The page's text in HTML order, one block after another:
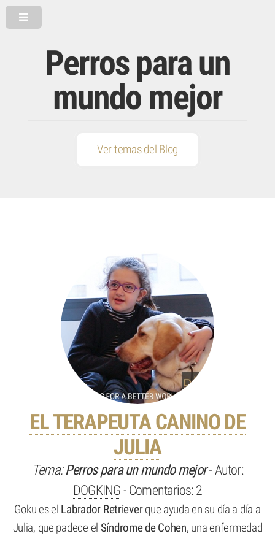
Perros para un
mundo mejor
Ver temas del Blog
EL TERAPEUTA CANINO DE
JULIA
Tema:Perros para un mundo mejor- Autor:
DOGKING- Comentarios: 2
Goku es el Labrador Retrieverque ayuda en su día a día a
Julia, que padece el Síndrome de Cohen, una enfermedad